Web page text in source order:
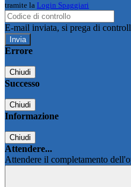
tramite la Login Spaggiari
E-mail inviata, si prega di
Errore
Chiudi
Successo
Chiudi
Informazione
Chiudi
Attendere...
Attendere il completamento